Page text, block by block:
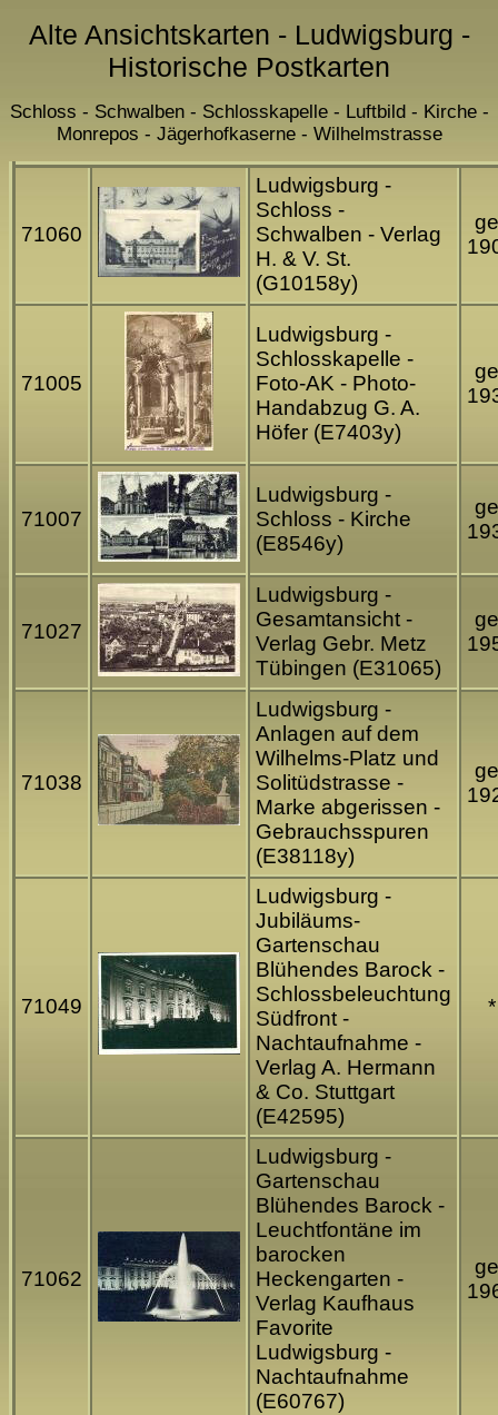
Alte Ansichtskarten - Ludwigsburg -
Historische Postkarten
Schloss - Schwalben - Schlosskapelle - Luftbild - Kirche -
Monrepos - Jägerhofkaserne - Wilhelmstrasse
71060
Ludwigsburg -
Schloss -
Schwalben - Verlag
H. & V. St.
(G10158y)
71005
Ludwigsburg -
Schlosskapelle -
Foto-AK - Photo-
Handabzug G. A.
Höfer (E7403y)
71007
Ludwigsburg -
Schloss - Kirche
(E8546y)
71027
Ludwigsburg -
Gesamtansicht -
Verlag Gebr. Metz
Tübingen (E31065)
71038
Ludwigsburg -
Anlagen auf dem
Wilhelms-Platz und
Solitüdstrasse -
Marke abgerissen -
Gebrauchsspuren
(E38118y)
71049
Ludwigsburg -
Jubiläums-
Gartenschau
Blühendes Barock -
Schlossbeleuchtung
Südfront -
Nachtaufnahme -
Verlag A. Hermann
& Co. Stuttgart
(E42595)
*
71062
Ludwigsburg -
Gartenschau
Blühendes Barock -
Leuchtfontäne im
barocken
Heckengarten -
Verlag Kaufhaus
Favorite
Ludwigsburg -
Nachtaufnahme
(E60767)